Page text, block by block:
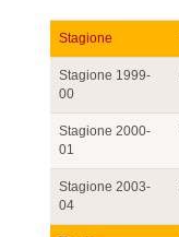
Stagione
Stagione 1999-
00
Stagione 2000-
01
Stagione 2003-
04